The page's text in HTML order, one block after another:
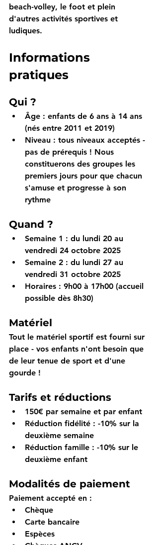
beach-volley, le foot et plein
d'autres activités sportives et
ludiques.
Informations
pratiques
Qui ?
Âge : enfants de 6 ans à 14 ans
(nés entre 2011 et 2019)
Niveau : tous niveaux acceptés -
pas de prérequis ! Nous
constituerons des groupes les
premiers jours pour que chacun
s'amuse et progresse à son
rythme
Quand ?
Semaine 1 : du lundi 20 au
vendredi 24 octobre 2025
Semaine 2 : du lundi 27 au
vendredi 31 octobre 2025
Horaires : 9h00 à 17h00 (accueil
possible dès 8h30)
Matériel
Tout le matériel sportif est fourni sur
place - vos enfants n'ont besoin que
de leur tenue de sport et d'une
gourde !
Tarifs et réductions
150€ par semaine et par enfant
Réduction fidélité : -10% sur la
deuxième semaine
Réduction famille : -10% sur le
deuxième enfant
Modalités de paiement
Paiement accepté en :
Chèque
Carte bancaire
Espèces